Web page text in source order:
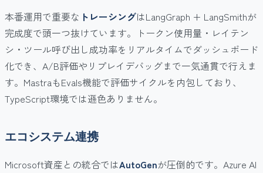
本番運用で重要な トレーシングはLangGraph + LangSmithが
完成度で頭一つ抜けています。トークン使用量・レイテン
シ・ツール呼び出し成功率をリアルタイムでダッシュボード
化でき、A/B評価やリプレイデバッグまで一気通貫で行えま
す。MastraもEvals機能で評価サイクルを内包しており、
TypeScript環境では遜色ありません。
エコシステム連携
Microsoft資産との統合ではAutoGenが圧倒的です。Azure AI